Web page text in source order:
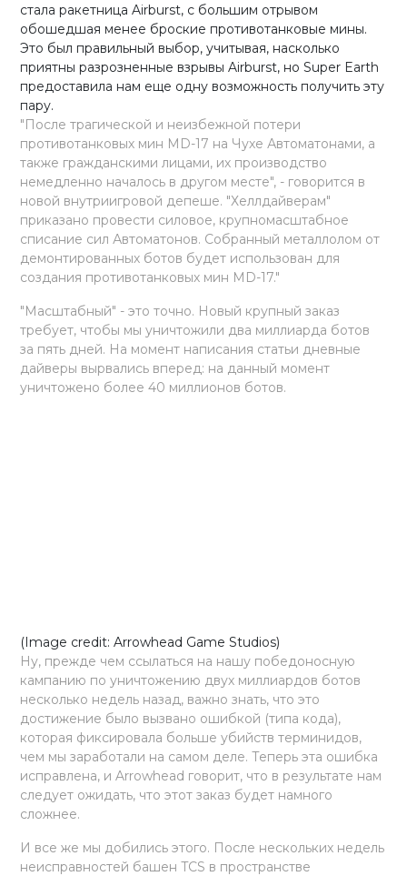
стала ракетница Airburst, с большим отрывом
обошедшая менее броские противотанковые мины.
Это был правильный выбор, учитывая, насколько
приятны разрозненные взрывы Airburst, но Super Earth
предоставила нам еще одну возможность получить эту
пару.
"После трагической и неизбежной потери
противотанковых мин MD-17 на Чухе Автоматонами, а
также гражданскими лицами, их производство
немедленно началось в другом месте", - говорится в
новой внутриигровой депеше. "Хеллдайверам"
приказано провести силовое, крупномасштабное
списание сил Автоматонов. Собранный металлолом от
демонтированных ботов будет использован для
создания противотанковых мин MD-17."
"Масштабный" - это точно. Новый крупный заказ
требует, чтобы мы уничтожили два миллиарда ботов
за пять дней. На момент написания статьи дневные
дайверы вырвались вперед: на данный момент
уничтожено более 40 миллионов ботов.
(Image credit: Arrowhead Game Studios)
Ну, прежде чем ссылаться на нашу победоносную
кампанию по уничтожению двух миллиардов ботов
несколько недель назад, важно знать, что это
достижение было вызвано ошибкой (типа кода),
которая фиксировала больше убийств терминидов,
чем мы заработали на самом деле. Теперь эта ошибка
исправлена, и Arrowhead говорит, что в результате нам
следует ожидать, что этот заказ будет намного
сложнее.
И все же мы добились этого. После нескольких недель
неисправностей башен TCS в пространстве